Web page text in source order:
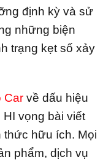
định kỳ và sử
những biện
trạng kẹt số xảy
Car về dấu hiệu
vọng bài viết
thức hữu ích. Mọi
phẩm, dịch vụ